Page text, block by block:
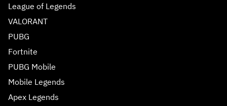
League of Legends
VALORANT
PUBG
Fortnite
PUBG Mobile
Mobile Legends
Apex Legends